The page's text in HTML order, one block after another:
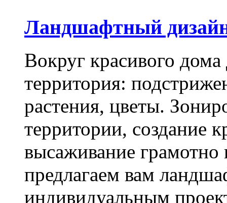
Ландшафтный
Вокруг красивого
территория:
растения, цветы.
территории, создание
высаживание
предлагаем вам
индивидуальным